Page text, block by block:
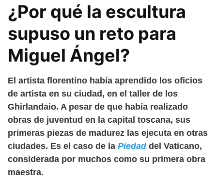
¿Por qué la escultura
supuso un reto para
Miguel Ángel?
El artista florentino había aprendido los oficios
de artista en su ciudad, en el taller de los
Ghirlandaio. A pesar de que había realizado
obras de juventud en la capital toscana, sus
primeras piezas de madurez las ejecuta en otras
ciudades. Es el caso de la Piedad del Vaticano,
considerada por muchos como su primera obra
maestra.